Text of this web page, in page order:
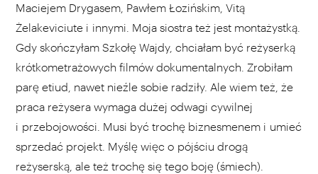
Maciejem Drygasem, Pawłem Łozińskim, Vitą
Żelakeviciute i innymi. Moja siostra też jest montażystką.
Gdy skończyłam Szkołę Wajdy, chciałam być reżyserką
krótkometrażowych filmów dokumentalnych. Zrobiłam
parę etiud, nawet nieźle sobie radziły. Ale wiem też, że
praca reżysera wymaga dużej odwagi cywilnej
i przebojowości. Musi być trochę biznesmenem i umieć
sprzedać projekt. Myślę więc o pójściu drogą
reżyserską, ale też trochę się tego boję (śmiech).